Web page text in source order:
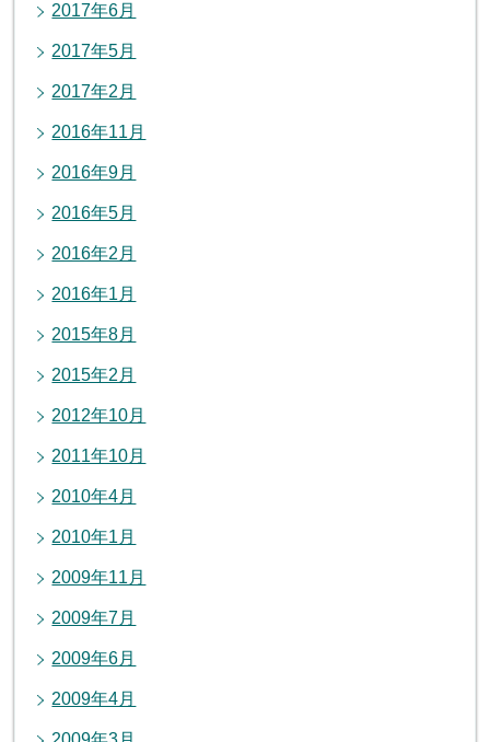
2017年6月
2017年5月
2017年2月
2016年11月
2016年9月
2016年5月
2016年2月
2016年1月
2015年8月
2015年2月
2012年10月
2011年10月
2010年4月
2010年1月
2009年11月
2009年7月
2009年6月
2009年4月